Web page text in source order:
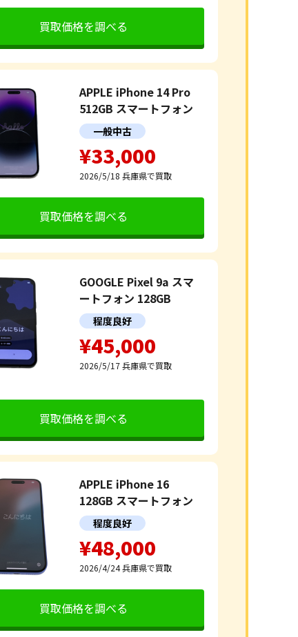
買取価格を調べる
APPLE iPhone 14 Pro
512GB スマートフォン
一般中古
¥33,000
2026/5/18 兵庫県で買取
買取価格を調べる
GOOGLE Pixel 9a スマ
ートフォン 128GB
程度良好
¥45,000
2026/5/17兵庫県で買取
買取価格を調べる
APPLE iPhone 16
128GB スマートフォン
程度良好
¥48,000
2026/4/24兵庫県で買取
買取価格を調べる